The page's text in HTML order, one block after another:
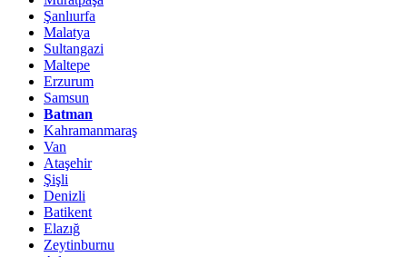
Şanlıurfa
Malatya
Sultangazi
Maltepe
Erzurum
Samsun
Batman
Kahramanmaraş
Van
Ataşehir
Şişli
Denizli
Batikent
Elazığ
Zeytinburnu